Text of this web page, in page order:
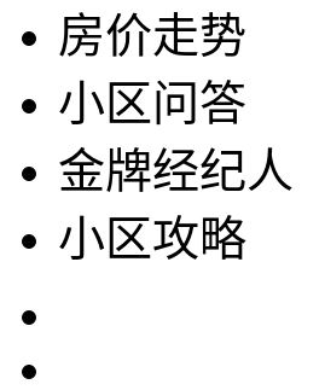
房价走势
小区问答
金牌经纪人
小区攻略